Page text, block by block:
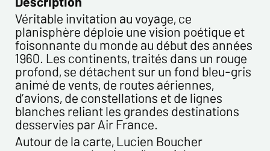
MODERNE & SPORTIVE pour la gestion des achats et la gestion
de notre clientèle. Elles sont conservées pendant 3 ans et sont
destinées au service commercial. Conformément à la loi «
informatique et libertés », vous pouvez exercer votre droit
d'accès aux données vous concernant et les faire rectifier en
nous contactant. Nous vous informons de l’existence de la
liste d'opposition au démarchage téléphonique « Bloctel »,
sur laquelle vous pouvez vous inscrire ici :
https://conso.bloctel.fr/
En cochant cette case, j'accepte que les
Véritable invitation au voyage, ce
planisphère déploie une vision poétique et
foisonnante du monde au début des années
1960. Les continents, traités dans un rouge
profond, se détachent sur un fond bleu-gris
animé de vents, de routes aériennes,
d’avions, de constellations et de lignes
blanches reliant les grandes destinations
desservies par Air France.
Autour de la carte, Lucien Boucher